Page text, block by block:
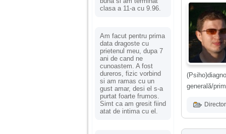
clasa a 11-a cu 9.96.
Am facut pentru prima
data dragoste cu
prietenul meu, dupa 7
ani de cand ne
cunoastem. A fost
dureros, fizic vorbind
si am ramas cu un
gust amar, desi el s-a
purtat foarte frumos.
Simt ca am gresit fiind
atat de intima cu el.
generală/